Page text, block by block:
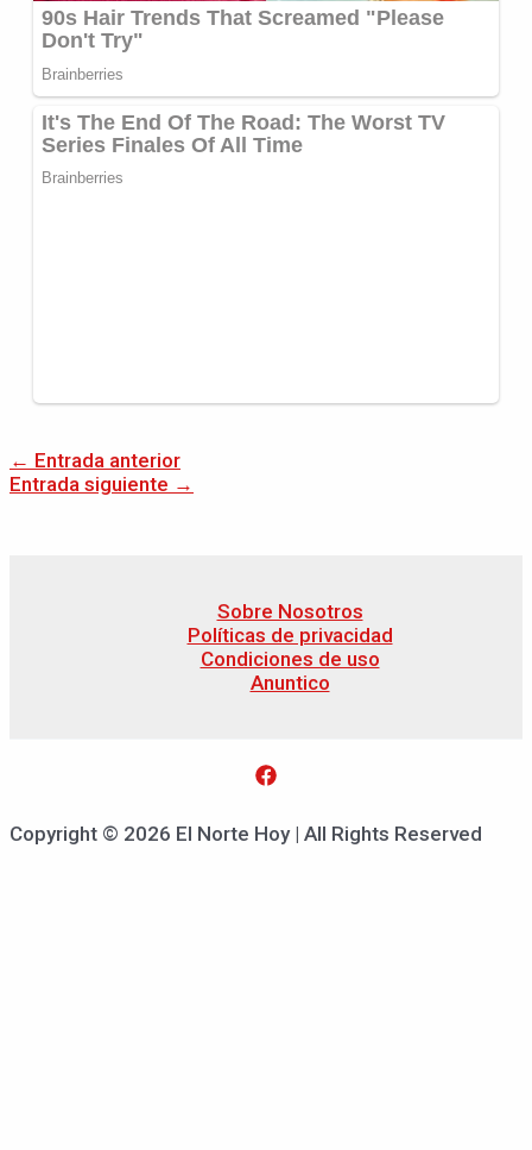
← Entrada anterior
Entrada siguiente →
Sobre Nosotros
Políticas de privacidad
Condiciones de uso
Anuntico
Copyright © 2026 El Norte Hoy | All Rights Reserved